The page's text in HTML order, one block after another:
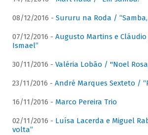
08/12/2016 - Sururu na Roda / “Samba,
07/12/2016 - Augusto Martins e Cláudio
Ismael”
30/11/2016 - Valéria Lobão / "Noel
23/11/2016 - André Marques Sexteto /
16/11/2016 - Marco Pereira Trio
02/11/2016 - Luísa Lacerda e Miguel
volta”